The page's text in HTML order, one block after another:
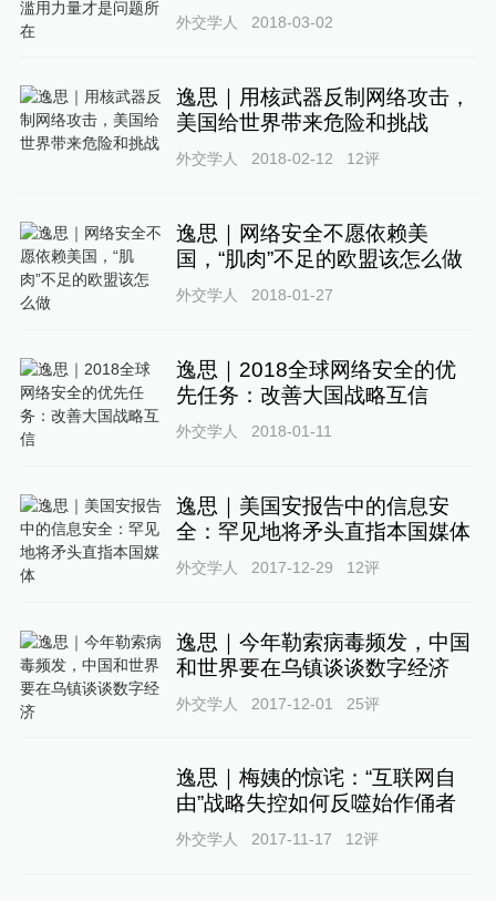
外交学人 2018-03-02
逸思｜用核武器反制网络攻击，
美国给世界带来危险和挑战
外交学人 2018-02-12 12评
逸思｜网络安全不愿依赖美
国，“肌肉”不足的欧盟该怎么做
外交学人 2018-01-27
逸思｜2018全球网络安全的优
先任务：改善大国战略互信
外交学人 2018-01-11
逸思｜美国安报告中的信息安
全：罕见地将矛头直指本国媒体
外交学人 2017-12-29 12评
逸思｜今年勒索病毒频发，中国
和世界要在乌镇谈谈数字经济
外交学人 2017-12-01 25评
逸思｜梅姨的惊诧：“互联网自
由”战略失控如何反噬始作俑者
外交学人 2017-11-17 12评